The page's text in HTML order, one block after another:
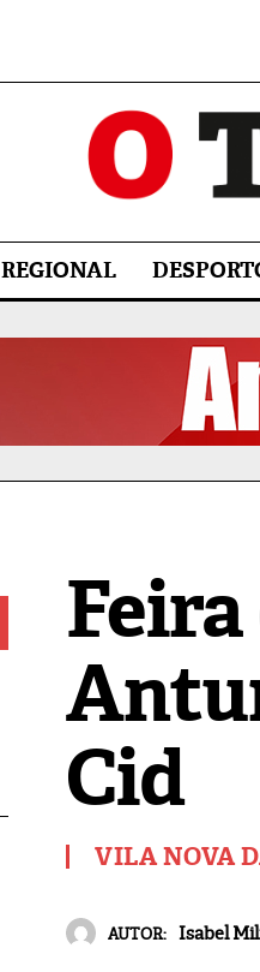
REGIONAL
Cid
VILA NOVA
AUTOR: Isabel